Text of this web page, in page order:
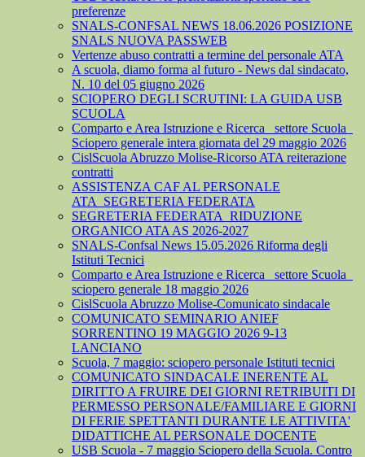
preferenze
SNALS-CONFSAL NEWS 18.06.2026 POSIZIONE
SNALS NUOVA PASSWEB
Vertenze abuso contratti a termine del personale ATA
A scuola, diamo forma al futuro - News dal sindacato,
N. 10 del 05 giugno 2026
SCIOPERO DEGLI SCRUTINI: LA GUIDA USB
SCUOLA
Comparto e Area Istruzione e Ricerca_ settore Scuola_
Sciopero generale intera giornata del 29 maggio 2026
CislScuola Abruzzo Molise-Ricorso ATA reiterazione
contratti
ASSISTENZA CAF AL PERSONALE
ATA_SEGRETERIA FEDERATA
SEGRETERIA FEDERATA_RIDUZIONE
ORGANICO ATA AS 2026-2027
SNALS-Confsal News 15.05.2026 Riforma degli
Istituti Tecnici
Comparto e Area Istruzione e Ricerca_ settore Scuola_
sciopero generale 18 maggio 2026
CislScuola Abruzzo Molise-Comunicato sindacale
COMUNICATO SEMINARIO ANIEF
SORRENTINO 19 MAGGIO 2026 9-13
LANCIANO
Scuola, 7 maggio: sciopero personale Istituti tecnici
COMUNICATO SINDACALE INERENTE AL
DIRITTO A FRUIRE DEI GIORNI RETRIBUITI DI
PERMESSO PERSONALE/FAMILIARE E GIORNI
DI FERIE SPETTANTI DURANTE LE ATTIVITA'
DIDATTICHE AL PERSONALE DOCENTE
USB Scuola - 7 maggio Sciopero della Scuola. Contro